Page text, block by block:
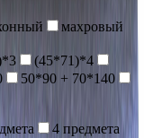
махровый
(45*71)*4
50*90 + 70*140
4 предмета